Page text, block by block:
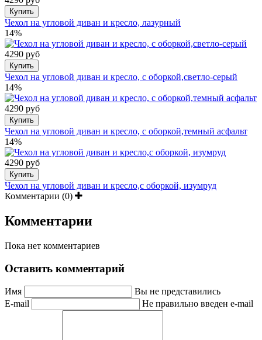
Купить
Чехол на угловой диван и кресло, лазурный
14%
4290 руб
Купить
Чехол на угловой диван и кресло, с оборкой,светло-серый
14%
4290 руб
Купить
Чехол на угловой диван и кресло, с оборкой,темный асфальт
14%
4290 руб
Купить
Чехол на угловой диван и кресло,с оборкой, изумруд
Комментарии (0)
Комментарии
Пока нет комментариев
Оставить комментарий
Имя
Вы не представились
E-mail
Не правильно введен e-mail